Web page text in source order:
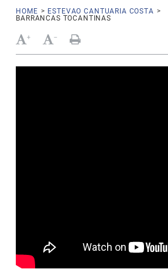
HOME > ESTEVAO CANTUARIA COSTA >
BARRANCAS TOCANTINAS
+ -